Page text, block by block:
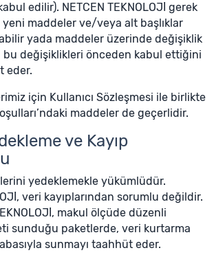
edilir). NETCEN TEKNOLOJİ gerek
maddeler ve/veya alt başlıklar
yada maddeler üzerinde değişiklik
bu değişiklikleri önceden kabul ettiğini
eder.
için Kullanıcı Sözleşmesi ile birlikte
maddeler de geçerlidir.
ve Kayıp
yedeklemekle yükümlüdür.
veri kayıplarından sorumlu değildir.
makul ölçüde düzenli
sunduğu paketlerde, veri kurtarma
sunmayı taahhüt eder.